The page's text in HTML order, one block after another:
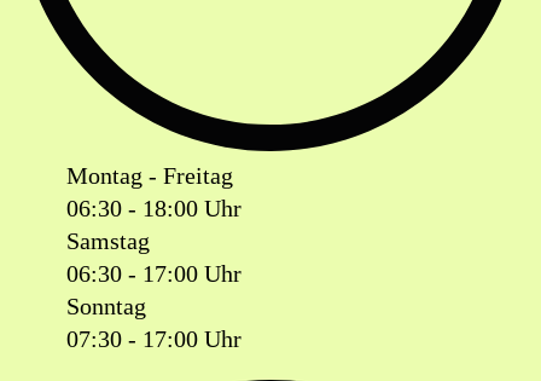
Montag - Freitag
06:30 - 18:00 Uhr
Samstag
06:30 - 17:00 Uhr
Sonntag
07:30 - 17:00 Uhr